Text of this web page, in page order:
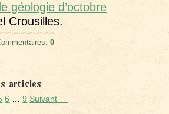
géologie d’octobre
Crousilles.
0
articles
6 … 9 Suivant →